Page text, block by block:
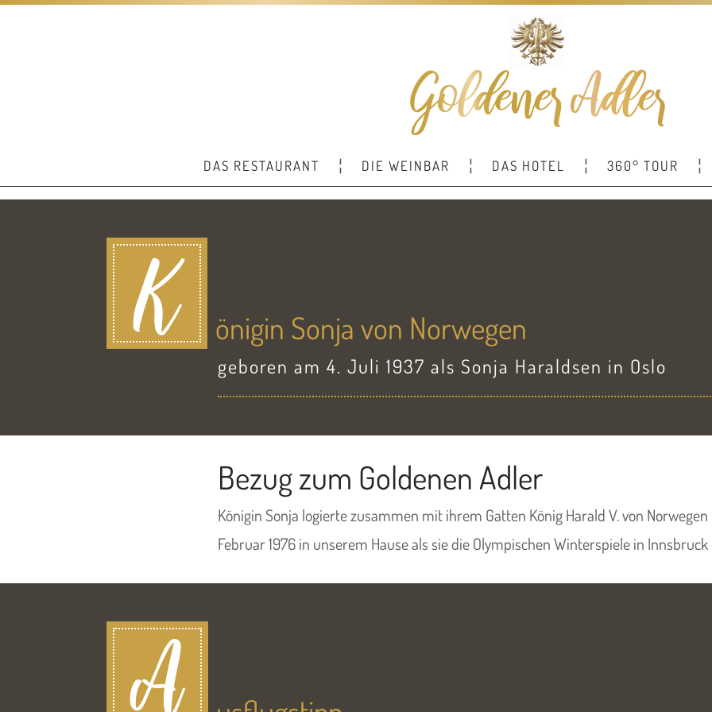
DAS RESTAURANT DIE WEINBAR DAS HOTEL 360° TOUR
K önigin Sonja von Norwegen
geboren am 4. Juli 1937 als Sonja Haraldsen in Oslo
Bezug zum Goldenen Adler
Königin Sonja logierte zusammen mit ihrem Gatten König Harald V. von
Februar 1976 in unserem Hause als sie die Olympischen Winterspiele in